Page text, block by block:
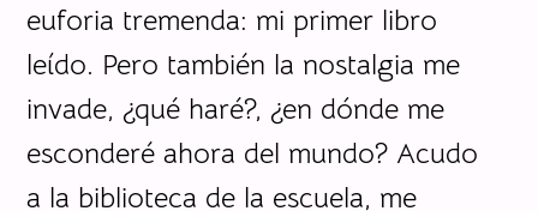
euforia tremenda: mi primer libro
leído. Pero también la nostalgia me
invade, ¿qué haré?, ¿en dónde me
esconderé ahora del mundo? Acudo
a la biblioteca de la escuela, me